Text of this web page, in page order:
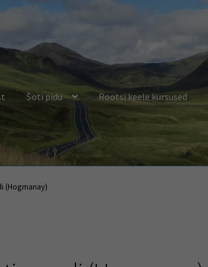
Šoti pidu Rootsi keele kursused
(Hogmanay)